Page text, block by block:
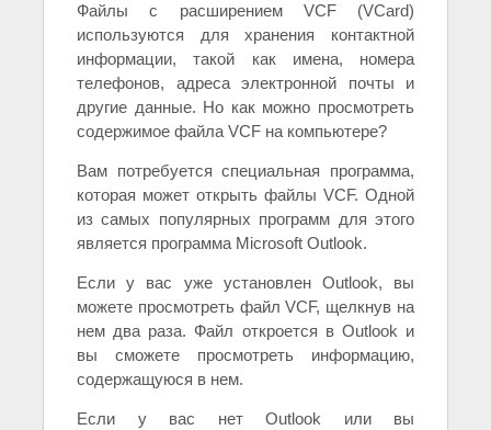
Файлы с расширением VCF (VCard)
используются для хранения контактной
информации, такой как имена, номера
телефонов, адреса электронной почты и
другие данные. Но как можно просмотреть
содержимое файла VCF на компьютере?
Вам потребуется специальная программа,
которая может открыть файлы VCF. Одной
из самых популярных программ для этого
является программа Microsoft Outlook.
Если у вас уже установлен Outlook, вы
можете просмотреть файл VCF, щелкнув на
нем два раза. Файл откроется в Outlook и
вы сможете просмотреть информацию,
содержащуюся в нем.
Если у вас нет Outlook или вы